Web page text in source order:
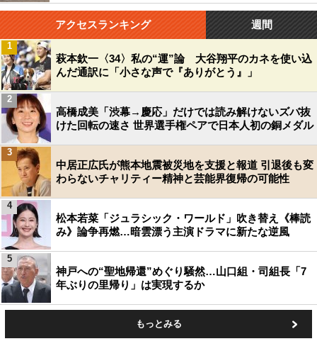
アクセスランキング 週間
萩本欽一〈34〉私の“運”論 大谷翔平のカネを使い込
んだ通訳に「小さな声で『ありがとう』」
1
高橋成美「渋幕→慶応」だけでは読み解けないズバ抜
けた回転の速さ 世界選手権ペアで日本人初の銅メダル
2
中居正広氏が熊本地震被災地を支援と報道 引退後も変
わらないチャリティー精神と芸能界復帰の可能性
3
松本若菜「ジュラシック・ワールド」吹き替え《棒読
み》論争再燃…暗雲漂う主演ドラマに新たな逆風
4
神戸への“聖地帰還”めぐり騒然…山口組・司組長「7
年ぶりの里帰り」は実現するか
5
もっとみる